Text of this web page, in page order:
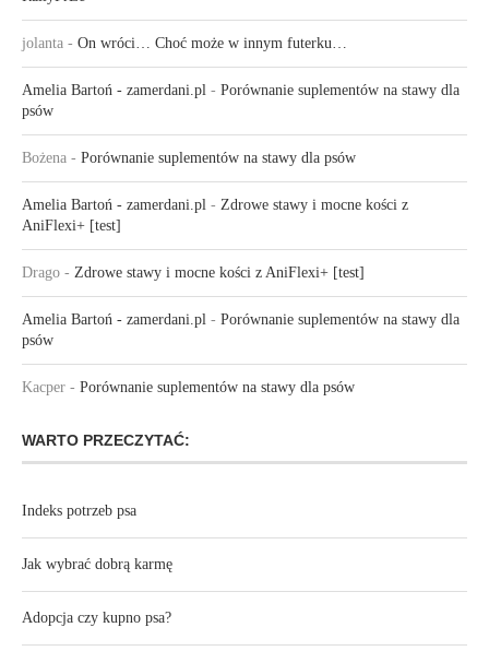
jolanta - On wróci… Choć może w innym futerku…
Amelia Bartoń - zamerdani.pl - Porównanie suplementów na stawy dla
psów
Bożena - Porównanie suplementów na stawy dla psów
Amelia Bartoń - zamerdani.pl - Zdrowe stawy i mocne kości z
AniFlexi+ [test]
Drago - Zdrowe stawy i mocne kości z AniFlexi+ [test]
Amelia Bartoń - zamerdani.pl - Porównanie suplementów na stawy dla
psów
Kacper - Porównanie suplementów na stawy dla psów
WARTO PRZECZYTAĆ:
Indeks potrzeb psa
Jak wybrać dobrą karmę
Adopcja czy kupno psa?